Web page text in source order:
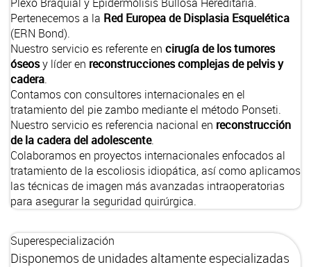
Pertenecemos a la Red Europea de Displasia Esquelética
(ERN Bond).
Nuestro servicio es referente en cirugía de los tumores
óseosy líder en reconstrucciones complejas de pelvis y
cadera.
Contamos con consultores internacionales en el
tratamiento del pie zambo mediante el método Ponseti.
Nuestro servicio es referencia nacional en reconstrucción
de la cadera del adolescente.
Colaboramos en proyectos internacionales enfocados al
tratamiento de la escoliosis idiopática, así como aplicamos
las técnicas de imagen más avanzadas intraoperatorias
para asegurar la seguridad quirúrgica.
Superespecialización
Disponemos de unidades altamente especializadas